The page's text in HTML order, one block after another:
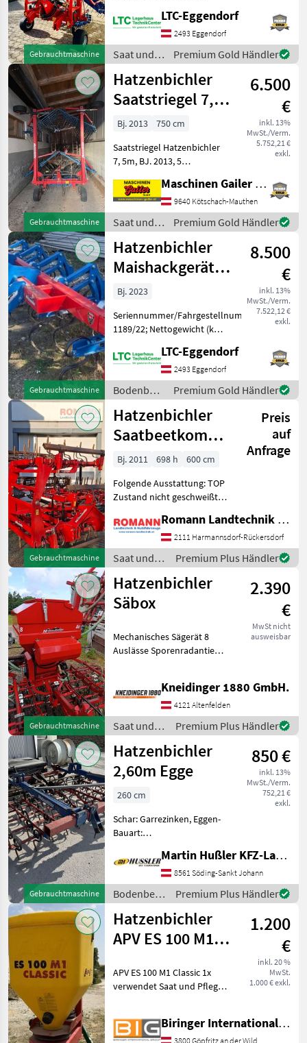
Gebrauchtmaschine
Maschinenmerkmale:
Privatverkauf 0664 5664101
Saat und Pflege Striegel /
Federzahnegge
LTC-Eggendorf
2493 Eggendorf
Saat und
Pflege /
Hatzenbichler
Premium Gold Händler
Gebrauchtmaschine
Hatzenbichler
Saatstriegel 7,5
Meter
6.500
€
inkl. 13%
MwSt./Verm.
5.752,21 €
exkl.
Bj. 2013
750 cm
Saatstriegel Hatzenbichler
7, 5m, BJ. 2013, 5
Gummistützrädern,
hydraulisch klappbar,
Stützfuß, schöner Zustand,
Privatverkauf wegen
Betriebsa
Maschinen Gailer GmbH
9640 Kötschach-Mauthen
Saat und
Pflege /
Hatzenbichler
Premium Gold Händler
Gebrauchtmaschine
Hatzenbichler
Maishackgerät
4x75
8.500
€
inkl. 13%
MwSt./Verm.
7.522,12 €
exkl.
Bj. 2023
Seriennummer/Fahrgestellnummer:
1189/22; Nettogewicht (kg):
Anzahl Reihen: 4; Weitere
Maschinenmerkmale:
Privatverkauf
Bodenbearbeitung Sons
LTC-Eggendorf
2493 Eggendorf
Bodenbearbeitung
/
Hatzenbichler
Premium Gold Händler
Gebrauchtmaschine
Hatzenbichler
Saatbeetkombination
6 Meter
Preis
auf
Anfrage
Bj. 2011 698 h
600 cm
Folgende Ausstattung: TOP
Zustand nicht geschweißt. -
Stufenloses
spindelverstellbares
Planierschild - 5-balkige
Ausführung - Garezinken
mit 45
Romann Landtechnik & Nutzfahrzeuge e.U.
2111 Harmannsdorf-Rückersdorf
Saat und
Pflege /
Hatzenbichler
Premium Plus Händler
Gebrauchtmaschine
Hatzenbichler
Säbox
2.390
€
MwSt nicht
ausweisbar
Mechanisches Sägerät 8
Auslässe Sporenradantieb
Kneidinger 1880 GmbH.
4121 Altenfelden
Saat und
Pflege /
Hatzenbichler
Premium Plus Händler
Gebrauchtmaschine
Hatzenbichler
2,60m Egge
850 €
inkl. 13%
MwSt./Verm.
752,21 €
exkl.
260 cm
Schar: Garrezinken, Eggen-
Bauart:
Federzinken Zum Verkauf
steht eine Hatzenbichler
Egge mit 2, 60m breite. •
Guter Zustand • Wenig
verwendet •
Martin Hußler KFZ-Landtechnik
8561 Söding-Sankt Johann
Bodenbearbeitung
/
Hatzenbichler
Premium Plus Händler
Hatzenbichler
APV ES 100 M1
1.200
€
inkl. 20 %
MwSt.
1.000 € exkl.
APV ES 100 M1 Classic 1x
verwendet Saat und Pflege
Biringer International GmbH
3800 Göpfritz an der Wild